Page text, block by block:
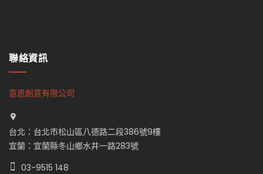
聯絡資訊
意思創意有限公司
台北：台北市松山區八德路二段386號9樓
宜蘭：宜蘭縣冬山鄉水井一路283號
03-9515 148